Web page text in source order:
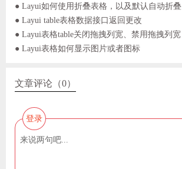
● Layui如何使用折叠表格，以及默认自动折叠
● Layui table表格数据接口返回更改
● Layui表格table关闭拖拽列宽、禁用拖拽列宽
● Layui表格如何显示图片或者图标
文章评论（0）
登录